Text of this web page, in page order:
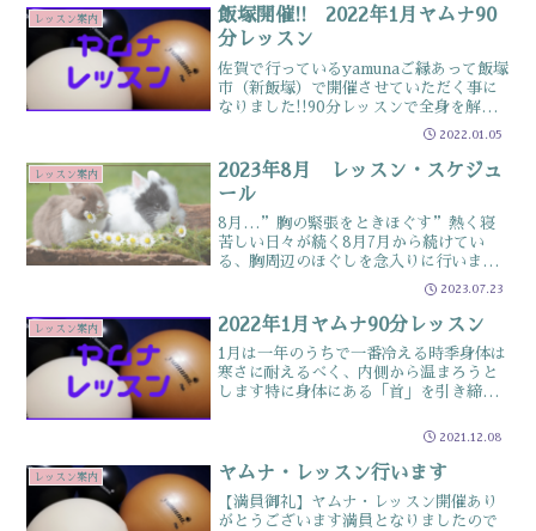
ないようにする ✔頭をマッサージする
などです冷やさないよう...
レッスン案内
飯塚開催!! 2022年1月ヤムナ90
分レッスン
佐賀で行っているyamunaご縁あって飯塚
市（新飯塚）で開催させていただく事に
なりました!!90分レッスンで全身を解し
ましょうこの記事は以下のような人にオ
ススメ ☑飯塚近辺在住でヤムナが氣に
なる人 ☑疲れてが取れにくいと感じる
人 ☑身体の冷...
2022.01.05
レッスン案内
2023年8月 レッスン・スケジュ
ール
8月…”胸の緊張をときほぐす”熱く寝
苦しい日々が続く8月7月から続けてい
る、胸周辺のほぐしを念入りに行います8
月は”胸の緊張を解きほぐす”8月は7月
に続いて、胸周辺をほぐします暑くて冷
たいものを取る機会が増えている8月は解
していても冷たさで...
2023.07.23
レッスン案内 2022年1月ヤムナ90分レッスン
1月は一年のうちで一番冷える時季身体は
寒さに耐えるべく、内側から温まろうと
します特に身体にある「首」を引き締め
ため必要とはいえ、首が引き締まること
やすい時季でもあります...
2021.12.08
レッスン案内 ヤムナ・レッスン行います
【満員御礼】ヤムナ・レッスン開催あり
がとうございます満員となりましたので